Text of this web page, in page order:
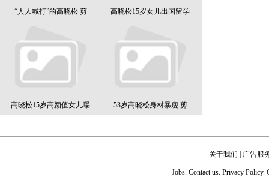
“人人喊打”的高晓松 剪 高晓松15岁女儿出国留学
高晓松15岁高颜值女儿曝 53岁高晓松身材暴瘦 剪
关于我们 广告服
Jobs. Contact us. Privacy